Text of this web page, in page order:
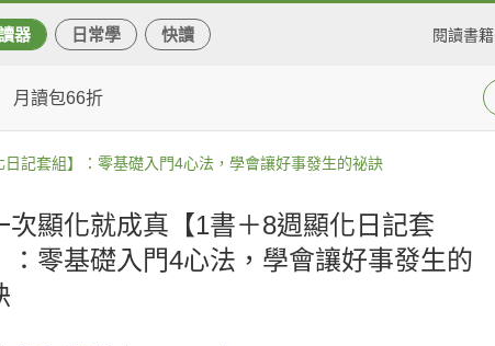
器 日常學 快讀 閱讀書籍
月讀包66折
記套組】：零基礎入門4心法，學會讓好事發生的祕訣
次顯化就成真【1書＋8週顯化日記套
：零基礎入門4心法，學會讓好事發生的